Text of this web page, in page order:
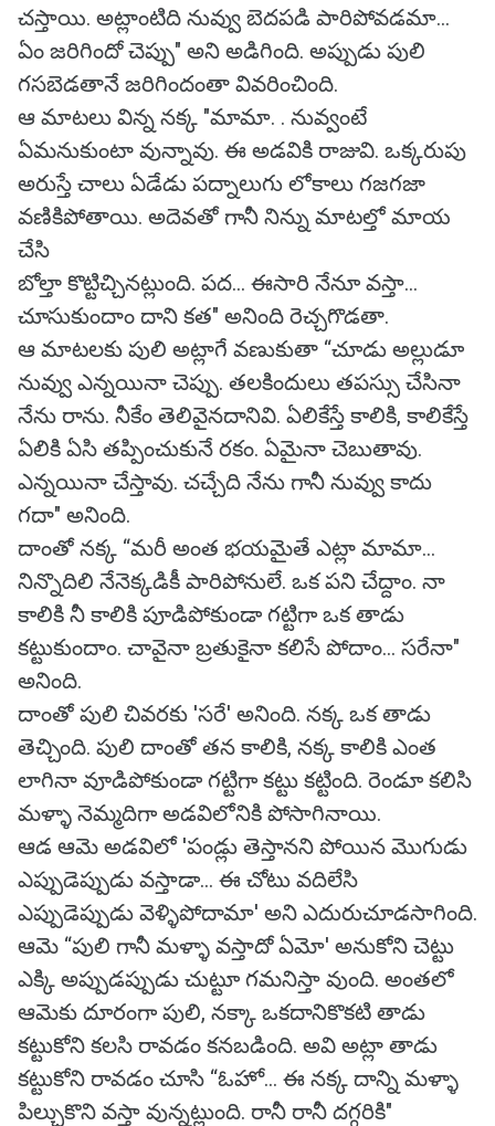
చస్తాయి. అట్లాంటిది నువ్వు బెదపడి పారిపోవడమా...
ఏం జరిగిందో చెప్పు" అని అడిగింది. అప్పుడు పులి
గసబెడతానే జరిగిందంతా వివరించింది.
ఆ మాటలు విన్న నక్క "మామా. . నువ్వంటే
ఏమనుకుంటా వున్నావు. ఈ అడవికి రాజువి. ఒక్కరుపు
అరుస్తే చాలు ఏడేడు పద్నాలుగు లోకాలు గజగజా
వణికిపోతాయి. అదెవతో గానీ నిన్ను మాటల్తో మాయ
చేసి
బోల్తా కొట్టిచ్చినట్లుంది. పద... ఈసారి నేనూ వస్తా...
చూసుకుందాం దాని కత" అనింది రెచ్చగొడతా.
ఆ మాటలకు పులి అట్లాగే వణుకుతా “చూడు అల్లుడూ
నువ్వు ఎన్నయినా చెప్పు. తలకిందులు తపస్సు చేసినా
నేను రాను. నీకేం తెలివైనదానివి. ఏలికేస్తే కాలికి, కాలికేస్తే
ఏలికి ఏసి తప్పించుకునే రకం. ఏమైనా చెబుతావు.
ఎన్నయినా చేస్తావు. చచ్చేది నేను గానీ నువ్వు కాదు
గదా" అనింది.
దాంతో నక్క “మరీ అంత భయమైతే ఎట్లా మామా...
నిన్నొదిలి నేనెక్కడికీ పారిపోనులే. ఒక పని చేద్దాం. నా
కాలికి నీ కాలికి పూడిపోకుండా గట్టిగా ఒక తాడు
కట్టుకుందాం. చావైనా బ్రతుకైనా కలిసే పోదాం... సరేనా"
అనింది.
దాంతో పులి చివరకు 'సరే' అనింది. నక్క ఒక తాడు
తెచ్చింది. పులి దాంతో తన కాలికి, నక్క కాలికి ఎంత
లాగినా వూడిపోకుండా గట్టిగా కట్టు కట్టింది. రెండూ కలిసి
మళ్ళా నెమ్మదిగా అడవిలోనికి పోసాగినాయి.
ఆడ ఆమె అడవిలో 'పండ్లు తెస్తానని పోయిన మొగుడు
ఎప్పుడెప్పుడు వస్తాడా... ఈ చోటు వదిలేసి
ఎప్పుడెప్పుడు వెళ్ళిపోదామా' అని ఎదురుచూడసాగింది.
ఆమె “పులి గానీ మళ్ళా వస్తాదో ఏమో' అనుకోని చెట్టు
ఎక్కి అప్పుడప్పుడు చుట్టూ గమనిస్తా వుంది. అంతలో
ఆమెకు దూరంగా పులి, నక్కా ఒకదానికొకటి తాడు
కట్టుకోని కలసి రావడం కనబడింది. అవి అట్లా తాడు
కట్టుకోని రావడం చూసి “ఓహో... ఈ నక్క దాన్ని మళ్ళా
పిల్చుకొని వస్తా వున్నట్లుంది. రానీ రానీ దగ్గరికి"